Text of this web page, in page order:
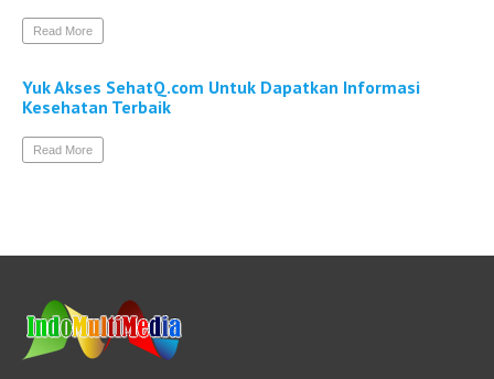
Read More
Yuk Akses SehatQ.com Untuk Dapatkan Informasi
Kesehatan Terbaik
Read More